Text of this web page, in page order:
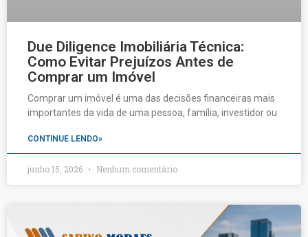
Due Diligence Imobiliária Técnica:
Como Evitar Prejuízos Antes de
Comprar um Imóvel
Comprar um imóvel é uma das decisões financeiras mais
importantes da vida de uma pessoa, família, investidor ou
CONTINUE LENDO»
junho 15, 2026 Nenhum comentário